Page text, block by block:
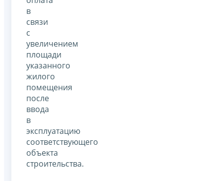
в
связи
с
увеличением
площади
указанного
жилого
помещения
после
ввода
в
эксплуатацию
соответствующего
объекта
строительства.